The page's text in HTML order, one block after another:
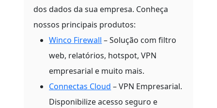
dos dados da sua empresa. Conheça
nossos principais produtos:
Winco Firewall – Solução com filtro
web, relatórios, hotspot, VPN
empresarial e muito mais.
Connectas Cloud – VPN Empresarial.
Disponibilize acesso seguro e